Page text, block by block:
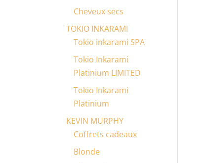
Cheveux secs
TOKIO INKARAMI
Tokio inkarami SPA
Tokio Inkarami
Platinium LIMITED
Tokio Inkarami
Platinium
KEVIN MURPHY
Coffrets cadeaux
Blonde